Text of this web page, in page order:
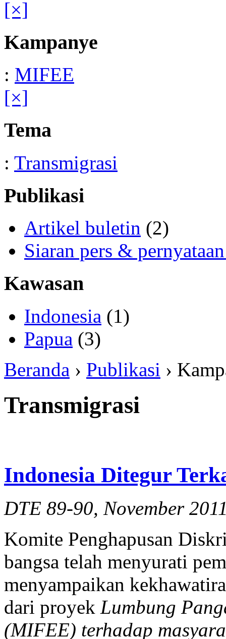
[×]
Kampanye
: MIFEE
[×]
Tema
: Transmigrasi
Publikasi
Artikel buletin (2)
Siaran pers &
Kawasan
Indonesia (1)
Papua (3)
Beranda › Publikasi ›
Transmigrasi
Indonesia Ditegur
DTE 89-90, November
Komite Penghapusan
bangsa telah menyurati
menyampaikan
dari proyek Lumbung
(MIFEE) terhadap